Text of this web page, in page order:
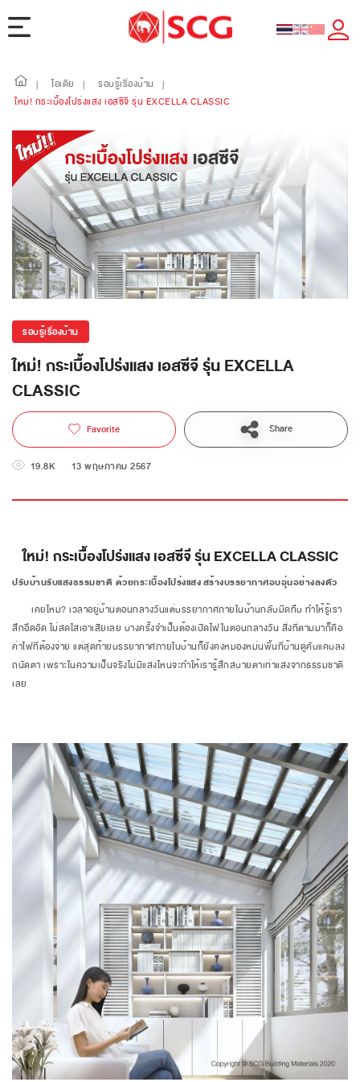
| ไอเดีย | รอบรู้เรื่องบ้าน
|
ใหม่! กระเบื้องโปร่งแสง เอสซีจี รุ่น EXCELLA CLASSIC
รอบรู้เรื่องบ้าน
ใหม่! กระเบื้องโปร่งแสง เอสซีจี รุ่น EXCELLA
CLASSIC
Favorite Share
19.8K 13 พฤษภาคม 2567
ใหม่! กระเบื้องโปร่งแสง เอสซีจี รุ่น EXCELLA CLASSIC
ปรับบ้านรับแสงธรรมชาติ ด้วยกระเบื้องโปร่งแสงสร้างบรรยากาศอบอุ่นอย่างลงตัว
เคยไหม? เวลาอยู่บ้านตอนกลางวันแต่บรรยากาศภายในบ้านกลับมืดทึบ ทำให้รู้เรา
สึกอึดอัด ไม่สดใสเอาเสียเลย บางครั้งจำเป็นต้องเปิดไฟในตอนกลางวัน สิ่งที่ตามมาก็คือ
ค่าไฟที่ต้องจ่าย แต่สุดท้ายบรรยากาศภายในบ้านก็ยังคงหมองหม่นพื้นที่บ้านดูคับแคบลง
ถนัดตา เพราะในความเป็นจริงไม่มีแสงไหนจะทำให้เรารู้สึกสบายตาเท่าแสงจากธรรมชาติ
เลย